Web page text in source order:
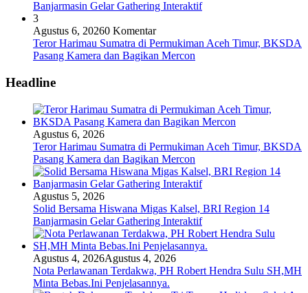
Banjarmasin Gelar Gathering Interaktif
3
Agustus 6, 20260 Komentar
Teror Harimau Sumatra di Permukiman Aceh Timur, BKSDA
Pasang Kamera dan Bagikan Mercon
Headline
Agustus 6, 2026
Teror Harimau Sumatra di Permukiman Aceh Timur, BKSDA
Pasang Kamera dan Bagikan Mercon
Agustus 5, 2026
Solid Bersama Hiswana Migas Kalsel, BRI Region 14
Banjarmasin Gelar Gathering Interaktif
Agustus 4, 2026Agustus 4, 2026
Nota Perlawanan Terdakwa, PH Robert Hendra Sulu SH,MH
Minta Bebas.Ini Penjelasannya.